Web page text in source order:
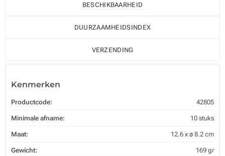
BESCHIKBAARHEID
DUURZAAMHEIDSINDEX
VERZENDING
Kenmerken
Productcode: 42805
Minimale afname: 10 stuks
Maat: 12.6 x ø 8.2 cm
Gewicht: 169 gr